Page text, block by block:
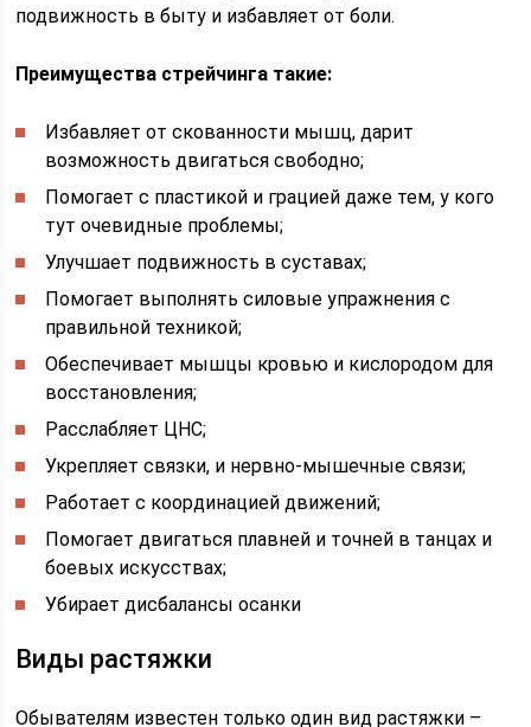
подвижность в быту и избавляет от боли.
Преимущества стрейчинга такие:
Избавляет от скованности мышц, дарит
возможность двигаться свободно;
Помогает с пластикой и грацией даже тем, у кого
тут очевидные проблемы;
Улучшает подвижность в суставах;
Помогает выполнять силовые упражнения с
правильной техникой;
Обеспечивает мышцы кровью и кислородом для
восстановления;
Расслабляет ЦНС;
Укрепляет связки, и нервно-мышечные связи;
Работает с координацией движений;
Помогает двигаться плавней и точней в танцах и
боевых искусствах;
Убирает дисбалансы осанки
Виды растяжки
Обывателям известен только один вид растяжки –